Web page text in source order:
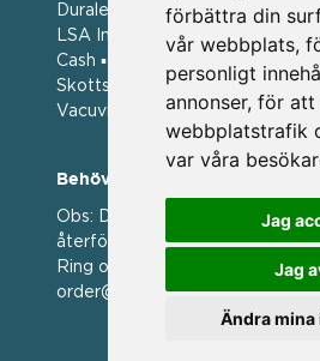
förbättra din
vår webbplats,
personligt
annonser, för
webbplatstrafik
var våra
Jag
Jag
Ändra
Duralex ▪ Forged ▪ G3 Ferrari ▪
LSA International ▪ Laguiole
Cash ▪ Pintinox ▪ Plate-it ▪ Price
Skottsberg ▪ Scandinavian
Vacuvin ▪ Viners ▪ Zack ▪ Zyliss
Behöver du hjälp att beställa?
Obs: Detta är en webshop
återförsäljare.
Ring oss på 036 369070 eller
order@magasin.nu